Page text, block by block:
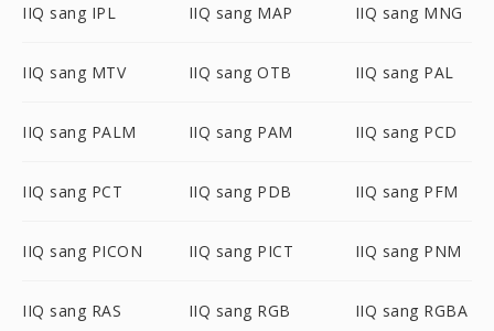
IIQ sang IPL IIQ sang MAP IIQ sang MNG
IIQ sang MTV IIQ sang OTB IIQ sang PAL
IIQ sang PALM IIQ sang PAM IIQ sang PCD
IIQ sang PCT IIQ sang PDB IIQ sang PFM
IIQ sang PICON IIQ sang PICT IIQ sang PNM
IIQ sang RAS IIQ sang RGB IIQ sang RGBA